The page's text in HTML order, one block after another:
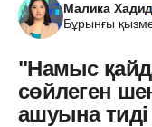
Малика
Бұрынғы
"Намыс
сөйлеген
ашуына тиді